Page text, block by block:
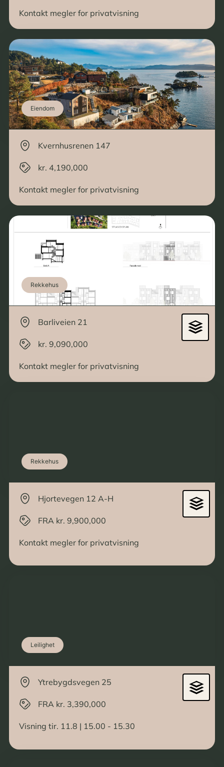
Kontakt megler for privatvisning
Eiendom
Kvernhusrenen 147
kr. 4,190,000
Kontakt megler for privatvisning
Rekkehus
Barliveien 21
kr. 9,090,000
Kontakt megler for privatvisning
Rekkehus
Hjortevegen 12 A-H
FRA kr. 9,900,000
Kontakt megler for privatvisning
Leilighet
Ytrebygdsvegen 25
FRA kr. 3,390,000
Visning tir. 11.8 | 15.00 - 15.30